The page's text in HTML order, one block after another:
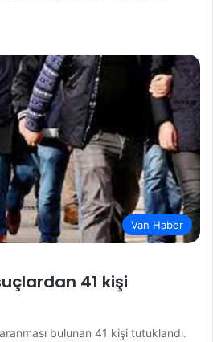
Van Haber
41 kişi
bulunan 41 kişi tutuklandı.